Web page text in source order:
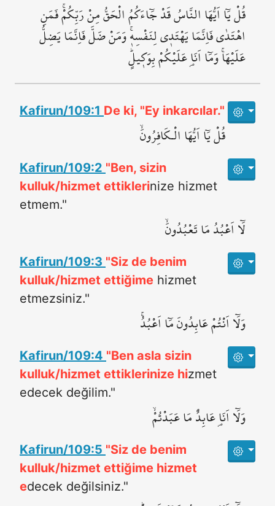
قُلْ يَٓا اَيُّهَا النَّاسُ قَدْ جَٓاءَكُمُ الْحَقُّ مِنْ رَبِّكُمْۚ فَمَنِ
اهْتَدٰى فَاِنَّمَا يَهْتَد۪ي لِنَفْسِه۪ۚ وَمَنْ ضَلَّ فَاِنَّمَا يَضِلُّ
عَلَيْهَاۚ وَمَٓا اَنَا۬ عَلَيْكُمْ بِوَك۪يلٍۜ
Kafirun/109:1 De ki, "Ey inkarcılar."
قُلْ يَٓا اَيُّهَا الْـكَافِرُونَۙ
Kafirun/109:2 "Ben, sizin
kulluk/hizmet ettiklerinize hizmet
etmem."
لَٓا اَعْبُدُ مَا تَعْبُدُونَۙ
Kafirun/109:3 "Siz de benim
kulluk/hizmet ettiğime hizmet
etmezsiniz."
وَلَٓا اَنْتُمْ عَابِدُونَ مَٓا اَعْبُدُۚ
Kafirun/109:4 "Ben asla sizin
kulluk/hizmet ettiklerinize hizmet
edecek değilim."
وَلَٓا اَنَا۬ عَابِدٌ مَا عَبَدْتُمْۙ
Kafirun/109:5 "Siz de benim
kulluk/hizmet ettiğime hizmet
edecek değilsiniz."